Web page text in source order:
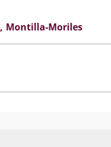
Montilla-Moriles